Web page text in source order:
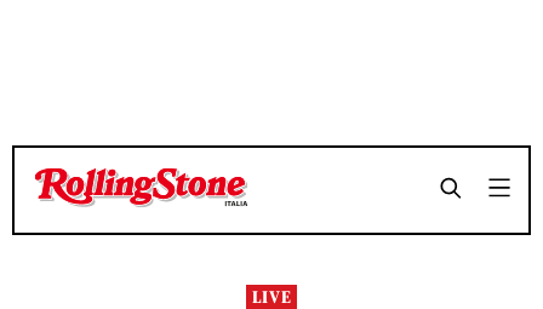
TEMPO DI LETTURA 3 MINUTI
TEMPO DI LETTURA 3 MINUTI
LIVE